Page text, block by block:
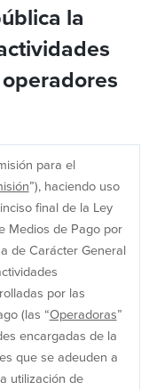
la
para el
”), haciendo uso
final de la Ley
Medios de Pago por
de Carácter General
por las
(las “Operadoras”
encargadas de la
que se adeuden a
utilización de